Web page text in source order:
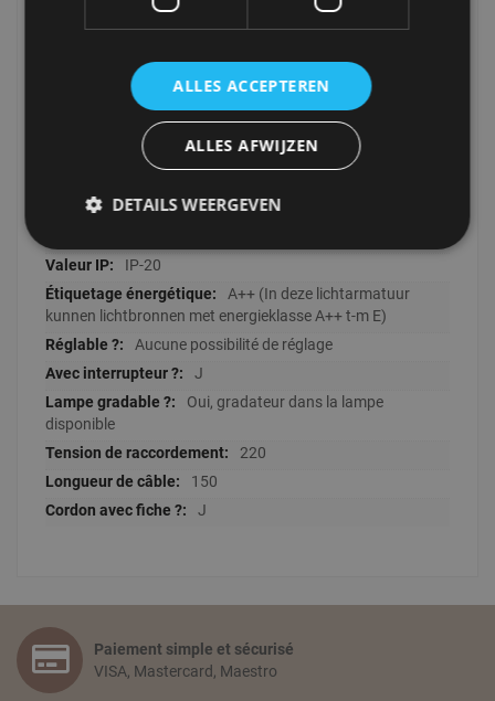
MT-2329
1
Ronde
IP-20
A++ (In deze lichtarmatuur
kunnen lichtbronnen met energieklasse A++ t-m E)
Aucune possibilité de réglage
J
Oui, gradateur dans la lampe
disponible
220
150
J
Paiement simple et sécurisé
VISA, Mastercard, Maestro
ALLES ACCEPTEREN
ALLES AFWIJZEN
DETAILS WEERGEVEN